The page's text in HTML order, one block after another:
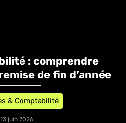
: comprendre
de fin d’année
& Comptabilité
13 juin 2026